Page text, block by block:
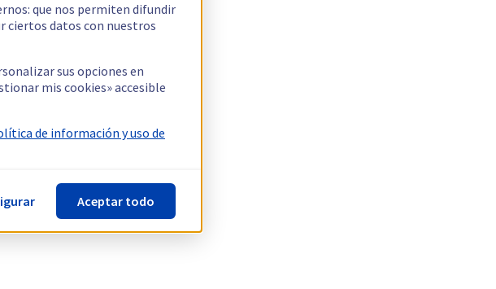
que nos permiten difundir
ciertos datos con nuestros
sus opciones en
mis cookies» accesible
de información y uso de
Aceptar todo